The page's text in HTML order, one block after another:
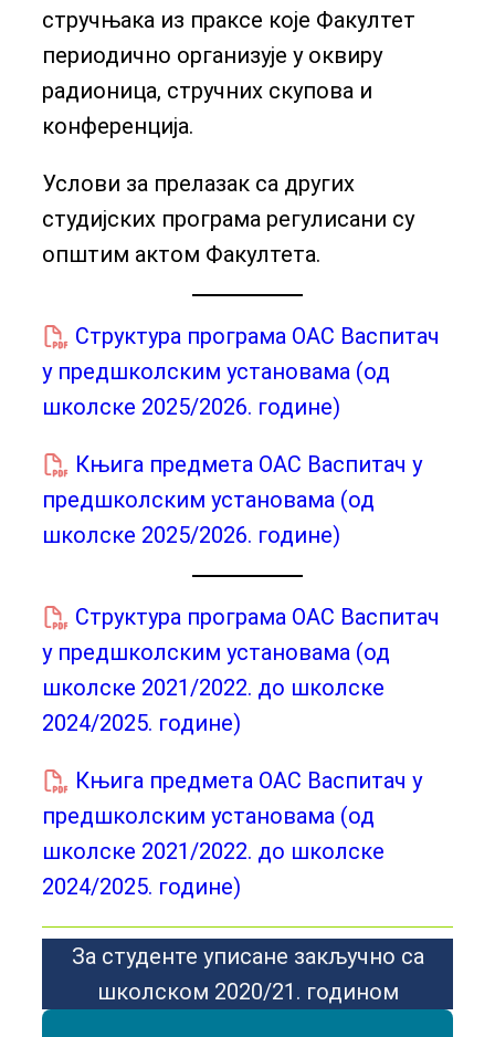
стручњака из праксе које Факултет
периодично организује у оквиру
радионица, стручних скупова и
конференција.
Услови за прелазак са других
студијских програма регулисани су
општим актом Факултета.
Структура програма ОАС Васпитач
у предшколским установама (од
школске 2025/2026. године)
Књига предмета ОАС Васпитач у
предшколским установама (од
школске 2025/2026. године)
Структура програма ОАС Васпитач
у предшколским установама (од
школске 2021/2022. до школске
2024/2025. године)
Књига предмета ОАС Васпитач у
предшколским установама (од
школске 2021/2022. до школске
2024/2025. године)
За студенте уписане закључно са
школском 2020/21. годином